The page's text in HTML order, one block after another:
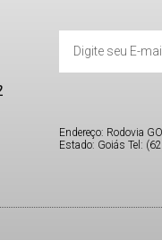
Endereço: Rodovia
Estado: Goiás Tel: